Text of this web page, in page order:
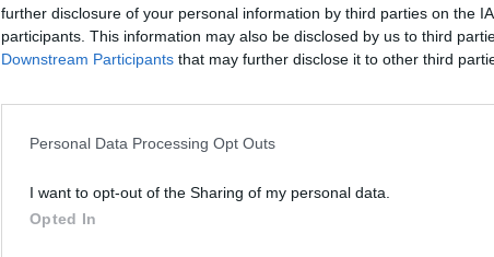
further disclosure of your personal information by third parties on the
participants. This information may also be disclosed by us to third
Downstream Participants that may further disclose it to other third
Personal Data Processing Opt Outs
I want to opt-out of the Sharing of my personal data.
Opted In